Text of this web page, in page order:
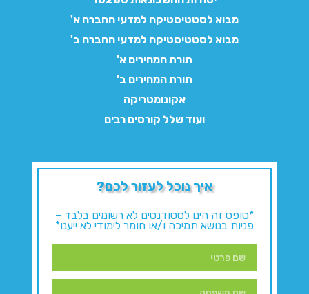
מבוא לסטטיסטיקה למדעי החברה א'
מבוא לסטטיסטיקה למדעי החברה ב'
תורת המחירים א'
תורת המחירים ב'
אקונומטריקה
ועוד שלל קורסים רבים
איך נוכל לעזור לכם?
*טופס זה הינו לסטודנטים לא רשומים בלבד –
פניות בנושא תמיכה ו/או חומר לימודי לא ייענו*